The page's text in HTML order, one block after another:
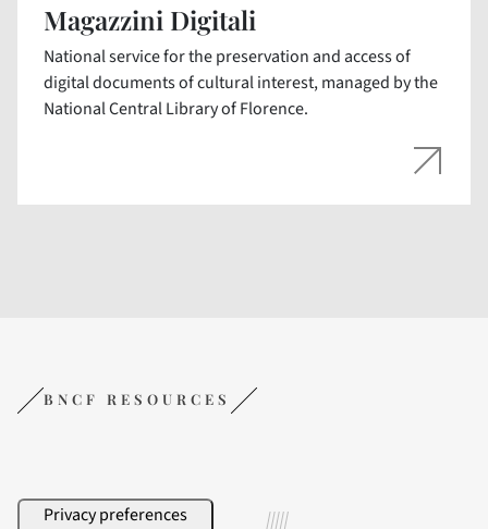
Magazzini Digitali
National service for the preservation and access of
digital documents of cultural interest, managed by the
National Central Library of Florence.
BNCF RESOURCES